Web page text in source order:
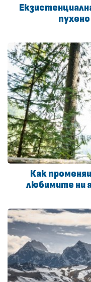
Как
любимите ни